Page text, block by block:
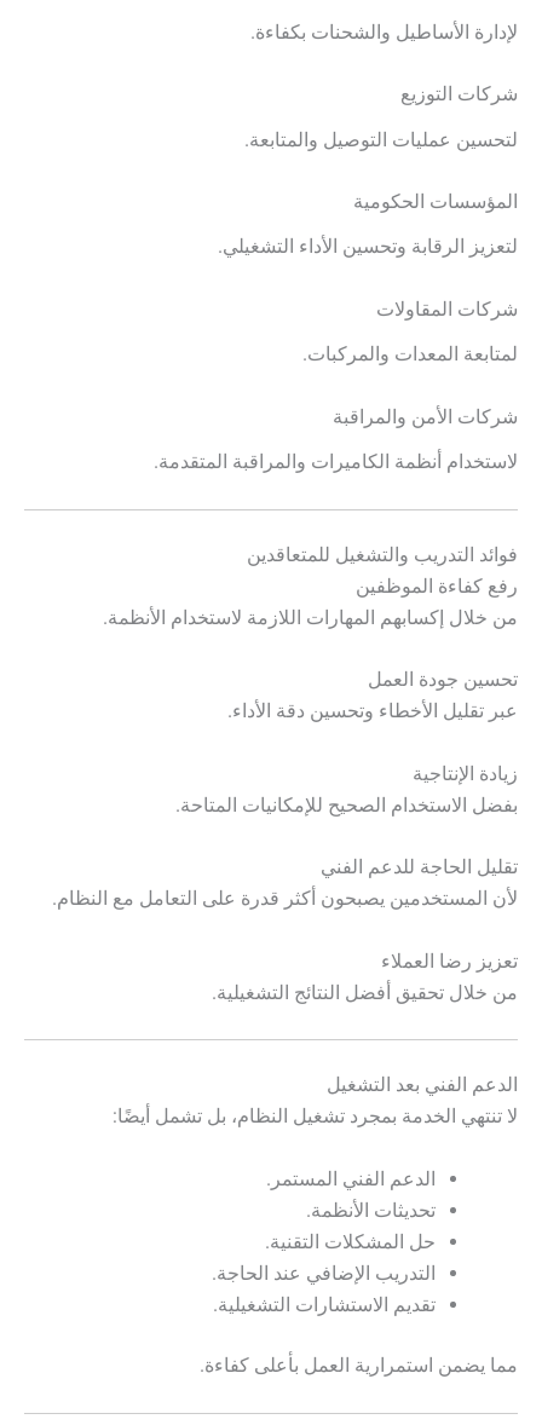
لإدارة الأساطيل والشحنات بكفاءة.
شركات التوزيع
لتحسين عمليات التوصيل والمتابعة.
المؤسسات الحكومية
لتعزيز الرقابة وتحسين الأداء التشغيلي.
شركات المقاولات
لمتابعة المعدات والمركبات.
شركات الأمن والمراقبة
لاستخدام أنظمة الكاميرات والمراقبة المتقدمة.
فوائد التدريب والتشغيل للمتعاقدين
رفع كفاءة الموظفين
من خلال إكسابهم المهارات اللازمة لاستخدام الأنظمة.
تحسين جودة العمل
عبر تقليل الأخطاء وتحسين دقة الأداء.
زيادة الإنتاجية
بفضل الاستخدام الصحيح للإمكانيات المتاحة.
تقليل الحاجة للدعم الفني
لأن المستخدمين يصبحون أكثر قدرة على التعامل مع النظام.
تعزيز رضا العملاء
من خلال تحقيق أفضل النتائج التشغيلية.
الدعم الفني بعد التشغيل
لا تنتهي الخدمة بمجرد تشغيل النظام، بل تشمل أيضًا:
الدعم الفني المستمر.
تحديثات الأنظمة.
حل المشكلات التقنية.
التدريب الإضافي عند الحاجة.
تقديم الاستشارات التشغيلية.
مما يضمن استمرارية العمل بأعلى كفاءة.